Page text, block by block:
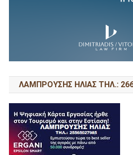
ΛΑΜΠΡΟΥΣΗΣ ΗΛΙΑΣ ΤΗΛ.: